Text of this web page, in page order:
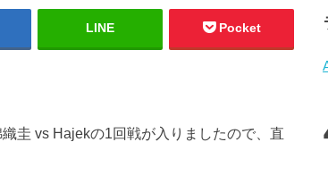
LINE Pocket
圭 vs Hajekの1回戦が入りましたので、直